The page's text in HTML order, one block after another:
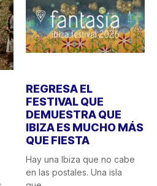
REGRESA EL
FESTIVAL QUE
DEMUESTRA QUE
IBIZA ES MUCHO MÁS
en las postales. Una isla
que...
7 MAYO, 2026